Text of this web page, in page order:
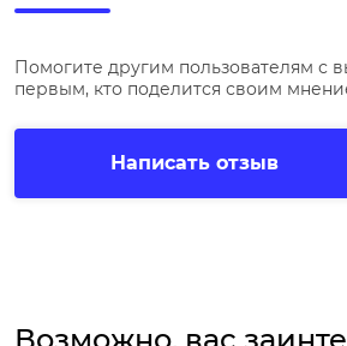
Помогите другим пользователям с
первым, кто поделится своим
Написать отзыв